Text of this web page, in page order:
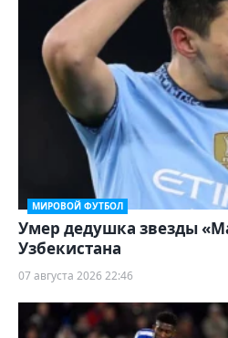
МИРОВОЙ ФУТБОЛ
Умер дедушка звезды
Узбекистана
07 августа 2026 22:46